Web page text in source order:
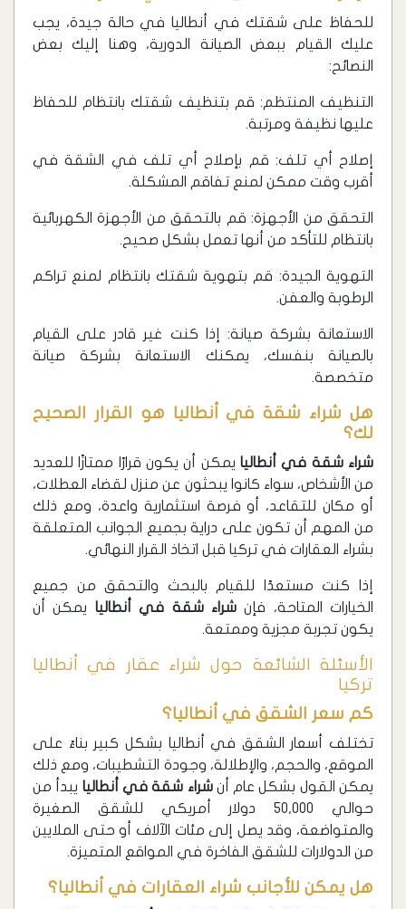
للحفاظ على شقتك في أنطاليا في حالة جيدة، يجب
عليك القيام ببعض الصيانة الدورية، وهنا إليك بعض
النصائح:
التنظيف المنتظم: قم بتنظيف شقتك بانتظام للحفاظ
عليها نظيفة ومرتبة.
إصلاح أي تلف: قم بإصلاح أي تلف في الشقة في
أقرب وقت ممكن لمنع تفاقم المشكلة.
التحقق من الأجهزة: قم بالتحقق من الأجهزة الكهربائية
بانتظام للتأكد من أنها تعمل بشكل صحيح.
التهوية الجيدة: قم بتهوية شقتك بانتظام لمنع تراكم
الرطوبة والعفن.
الاستعانة بشركة صيانة: إذا كنت غير قادر على القيام
بالصيانة بنفسك، يمكنك الاستعانة بشركة صيانة
متخصصة.
هل شراء شقة في أنطاليا هو القرار الصحيح
لك؟
شراء شقة في أنطاليا يمكن أن يكون قرارًا ممتازًا للعديد
من الأشخاص، سواء كانوا يبحثون عن منزل لقضاء العطلات،
أو مكان للتقاعد، أو فرصة استثمارية واعدة، ومع ذلك
من المهم أن تكون على دراية بجميع الجوانب المتعلقة
بشراء العقارات في تركيا قبل اتخاذ القرار النهائي.
إذا كنت مستعدًا للقيام بالبحث والتحقق من جميع
الخيارات المتاحة، فإنشراء شقة في أنطاليا يمكن أن
يكون تجربة مجزية وممتعة.
الأسئلة الشائعة حول شراء عقار في أنطاليا
تركيا
كم سعر الشقق في أنطاليا؟
تختلف أسعار الشقق في أنطاليا بشكل كبير بناءً على
الموقع، والحجم، والإطلالة، وجودة التشطيبات، ومع ذلك
يمكن القول بشكل عام أنشراء شقة في أنطاليا يبدأ من
حوالي 50,000 دولار أمريكي للشقق الصغيرة
والمتواضعة، وقد يصل إلى مئات الآلاف أو حتى الملايين
من الدولارات للشقق الفاخرة في المواقع المتميزة.
هل يمكن للأجانب شراء العقارات في أنطاليا؟